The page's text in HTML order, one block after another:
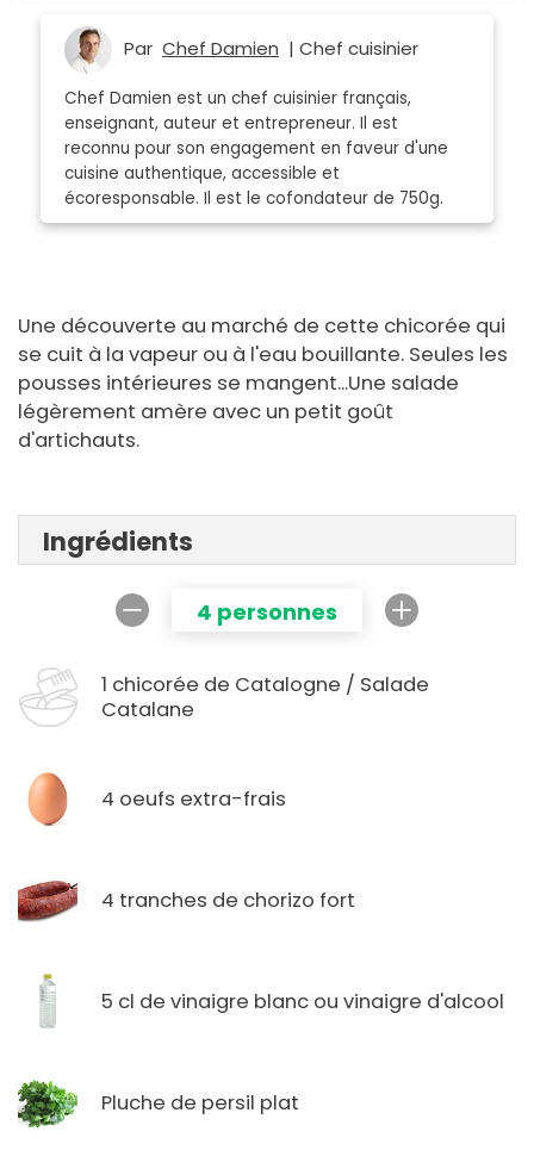
Par Chef Damien | Chef cuisinier
Chef Damien est un chef cuisinier français,
enseignant, auteur et entrepreneur. Il est
reconnu pour son engagement en faveur d'une
cuisine authentique, accessible et
écoresponsable. Il est le cofondateur de 750g.
Une découverte au marché de cette chicorée qui
se cuit à la vapeur ou à l'eau bouillante. Seules les
pousses intérieures se mangent...Une salade
légèrement amère avec un petit goût
d'artichauts.
Ingrédients
4 personnes
1 chicorée de Catalogne / Salade
Catalane
4 oeufs extra-frais
4 tranches de chorizo fort
5 cl de vinaigre blanc ou vinaigre d'alcool
Pluche de persil plat